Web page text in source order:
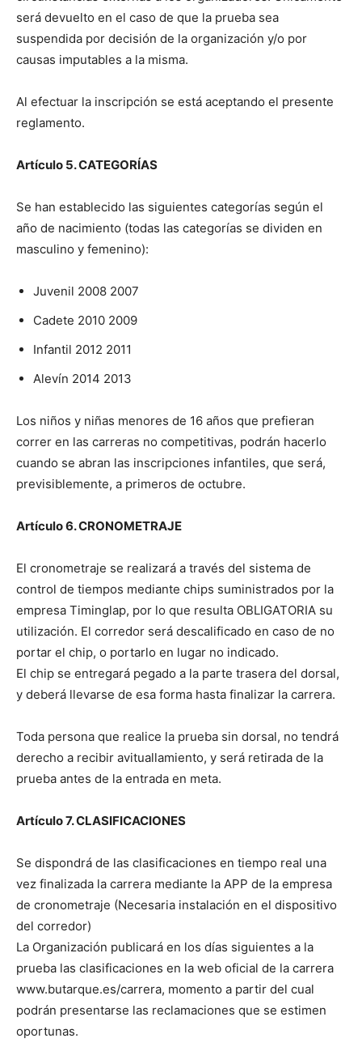
será devuelto en el caso de que la prueba sea
suspendida por decisión de la organización y/o por
causas imputables a la misma.
Al efectuar la inscripción se está aceptando el presente
reglamento.
Artículo 5. CATEGORÍAS
Se han establecido las siguientes categorías según el
año de nacimiento (todas las categorías se dividen en
masculino y femenino):
Juvenil 2008 2007
Cadete 2010 2009
Infantil 2012 2011
Alevín 2014 2013
Los niños y niñas menores de 16 años que prefieran
correr en las carreras no competitivas, podrán hacerlo
cuando se abran las inscripciones infantiles, que será,
previsiblemente, a primeros de octubre.
Artículo 6. CRONOMETRAJE
El cronometraje se realizará a través del sistema de
control de tiempos mediante chips suministrados por la
empresa Timinglap, por lo que resulta OBLIGATORIA su
utilización. El corredor será descalificado en caso de no
portar el chip, o portarlo en lugar no indicado.
El chip se entregará pegado a la parte trasera del dorsal,
y deberá llevarse de esa forma hasta finalizar la carrera.
Toda persona que realice la prueba sin dorsal, no tendrá
derecho a recibir avituallamiento, y será retirada de la
prueba antes de la entrada en meta.
Artículo 7. CLASIFICACIONES
Se dispondrá de las clasificaciones en tiempo real una
vez finalizada la carrera mediante la APP de la empresa
de cronometraje (Necesaria instalación en el dispositivo
del corredor)
La Organización publicará en los días siguientes a la
prueba las clasificaciones en la web oficial de la carrera
www.butarque.es/carrera, momento a partir del cual
podrán presentarse las reclamaciones que se estimen
oportunas.